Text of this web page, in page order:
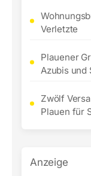
Verletzte
Plauener
Azubis und
Zwölf
Plauen für
Anzeige